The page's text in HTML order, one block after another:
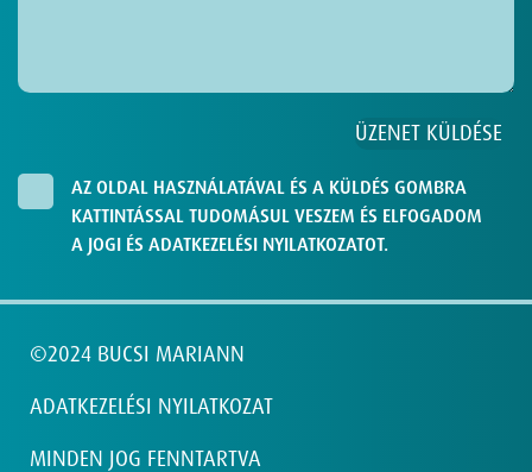
AZ OLDAL HASZNÁLATÁVAL ÉS A KÜLDÉS GOMBRA
KATTINTÁSSAL TUDOMÁSUL VESZEM ÉS ELFOGADOM
A JOGI ÉS ADATKEZELÉSI NYILATKOZATOT.
©2024 BUCSI MARIANN
ADATKEZELÉSI NYILATKOZAT
MINDEN JOG FENNTARTVA